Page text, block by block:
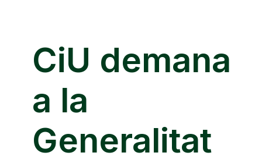
CiU demana
a la
Generalitat